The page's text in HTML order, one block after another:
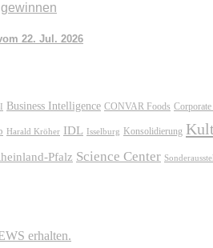
22. Jul. 2026
Business Intelligence CONVAR Foods
Harald Kröher IDL Isselburg Konsolidierung
Pfalz Science Center
erhalten.